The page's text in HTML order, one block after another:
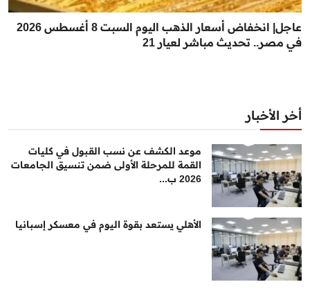
عاجل| انخفاض أسعار الذهب اليوم السبت 8 أغسطس 2026
في مصر.. تحديث مباشر لعيار 21
أخر الأخبار
موعد الكشف عن نسب القبول في كليات
القمة للمرحلة الأولى ضمن تنسيق الجامعات
2026 ب...
الأهلي يستعد بقوة اليوم في معسكر إسبانيا